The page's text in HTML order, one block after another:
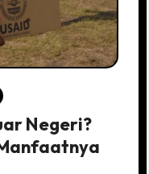
Negeri?